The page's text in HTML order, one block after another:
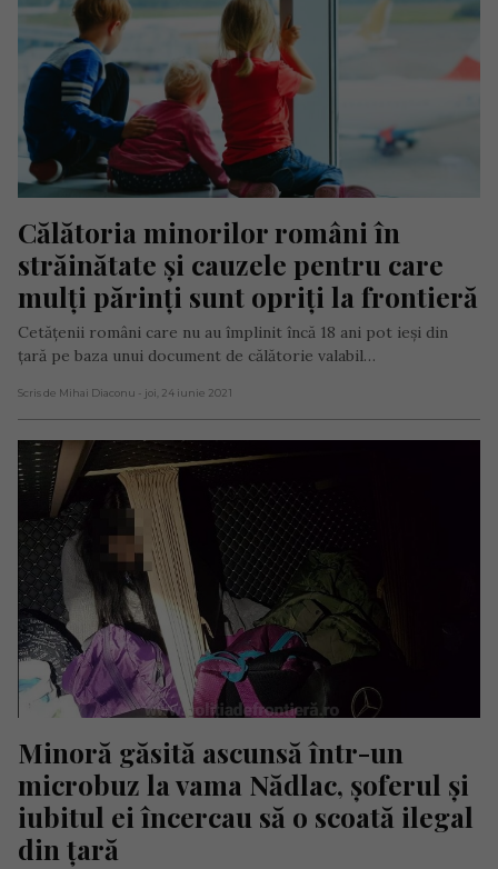
Călătoria minorilor români în
străinătate și cauzele pentru care
mulți părinți sunt opriți la frontieră
Cetăţenii români care nu au împlinit încă 18 ani pot ieşi din
ţară pe baza unui document de călătorie valabil…
Scris de Mihai Diaconu - joi, 24 iunie 2021
Minoră găsită ascunsă într-un
microbuz la vama Nădlac, șoferul și
iubitul ei încercau să o scoată ilegal
din țară